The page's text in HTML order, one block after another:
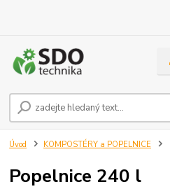
Úvod KOMPOSTÉRY a POPELNICE
Popelnice 240 l